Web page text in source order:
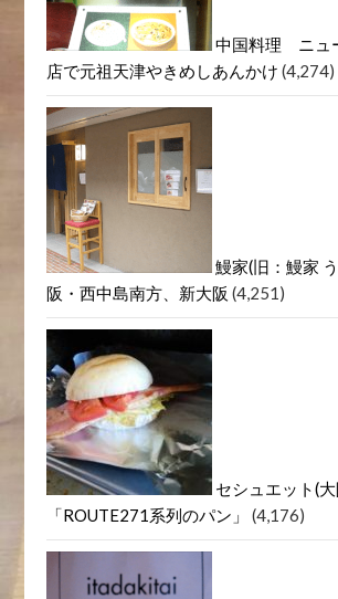
中国料理 ニュ
店で元祖天津やきめしあんかけ (4,274)
鰻家(旧：鰻家
阪・西中島南方、新大阪 (4,251)
セシュエット(
「ROUTE271系列のパン」
(4,176)